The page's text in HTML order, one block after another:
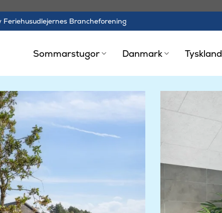
Feriehusudlejernes Brancheforening
Sommarstugor Danmark Tyskland